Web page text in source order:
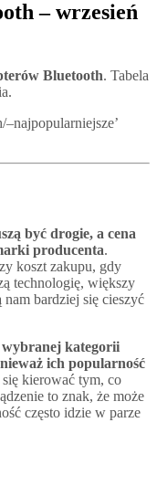
– wrzesień
Bluetooth. Tabela
być drogie, a cena
producenta.
koszt zakupu, gdy
technologię, większy
bardziej się cieszyć
kategorii
ich popularność
kierować tym, co
to znak, że może
często idzie w parze